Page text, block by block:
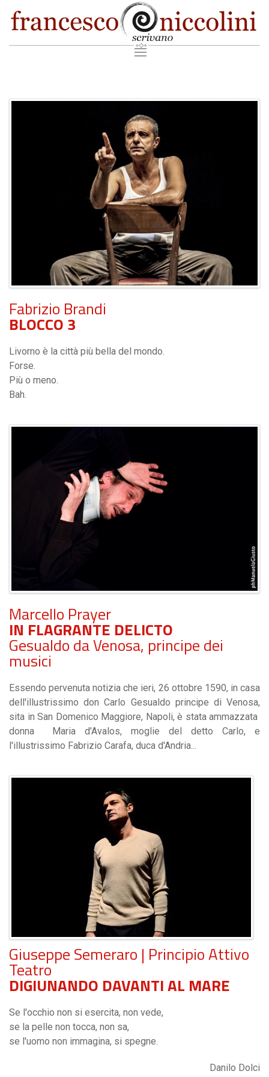
Fabrizio Brandi
BLOCCO 3
Livorno è la città più bella del mondo.
Forse.
Più o meno.
Bah.
Marcello Prayer
IN FLAGRANTE DELICTO
Gesualdo da Venosa, principe dei
musici
Essendo pervenuta notizia che ieri, 26 ottobre 1590, in casa
dell'illustrissimo don Carlo Gesualdo principe di Venosa,
sita in San Domenico Maggiore, Napoli, è stata ammazzata
donna Maria d'Avalos, moglie del detto Carlo, e
l'illustrissimo Fabrizio Carafa, duca d'Andria...
Giuseppe Semeraro | Principio Attivo
Teatro
DIGIUNANDO DAVANTI AL MARE
Se l'occhio non si esercita, non vede,
se la pelle non tocca, non sa,
se l'uomo non immagina, si spegne.
Danilo Dolci